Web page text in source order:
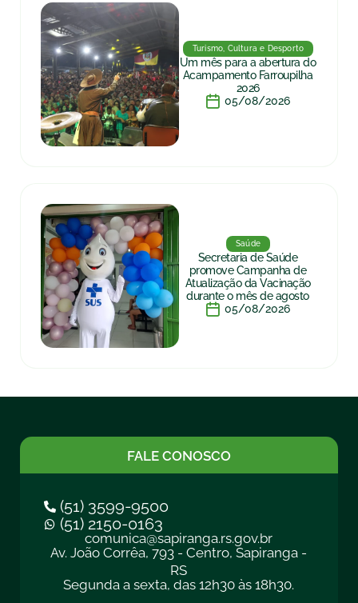
Turismo, Cultura e Desporto
Um mês para a abertura do
Acampamento Farroupilha
2026
05/08/2026
Saúde
Secretaria de Saúde
promove Campanha de
Atualização da Vacinação
durante o mês de agosto
05/08/2026
FALE CONOSCO
(51) 3599-9500
(51) 2150-0163
comunica@sapiranga.rs.gov.br
Av. João Corrêa, 793 - Centro, Sapiranga -
RS
Segunda a sexta, das 12h30 às 18h30.